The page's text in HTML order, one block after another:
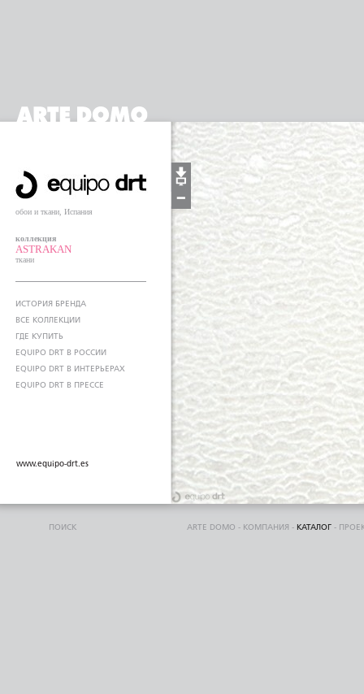
обои и ткани, Испания
коллекция
ASTRAKAN
ткани
ИСТОРИЯ БРЕНДА
ВСЕ КОЛЛЕКЦИИ
ГДЕ КУПИТЬ
EQUIPO DRT В РОССИИ
EQUIPO DRT В ИНТЕРЬЕРАХ
EQUIPO DRT В ПРЕССЕ
www.equipo-drt.es
ПОИСК ARTE DOMO - КОМПАНИЯ - КАТАЛОГ -